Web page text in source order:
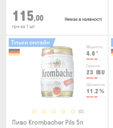
115,00
грн за 1 шт
Немає в наявності
Міцність
4.8 °
Гіркота
23 IBU
Щільність
11.2 %
(0)
Тільки онлайн
Пиво Krombacher Pils 5л